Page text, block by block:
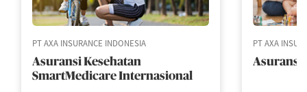
PT AXA INSURANCE INDONESIA
Asuransi Kesehatan
SmartMedicare Internasional
PT AXA
Asuransi